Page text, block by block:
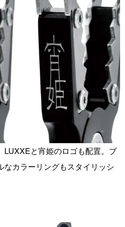
LUXXEと宵姫のロゴも配置。ブ
なカラーリングもスタイリッシ